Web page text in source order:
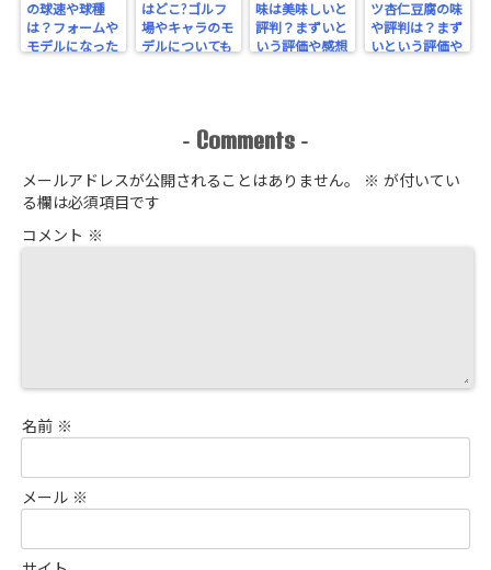
の球速や球種
は？フォームや
モデルになった
はどこ?ゴルフ
場やキャラのモ
デルについても
味は美味しいと
評判？まずいと
いう評価や感想
ツ杏仁豆腐の味
や評判は？まず
いという評価や
- Comments -
メールアドレスが公開されることはありません。 ※ が付いてい
る欄は必須項目です
コメント ※
名前 ※
メール ※